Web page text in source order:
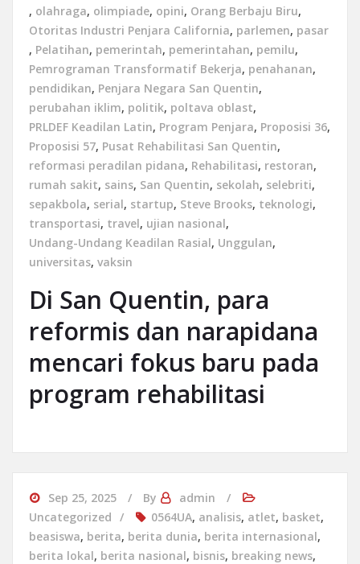
, olahraga, olimpiade, opini, Orang Berbaju Biru,
Otoritas Industri Penjara California, parlemen, pasar
, Pelatihan, pemerintah, pemerintahan, pemilu,
Pemrograman Transformatif Bekerja, penahanan,
pendidikan, Penjara Negara San Quentin,
perubahan iklim, politik, poltava oblast,
PRLDEF Keadilan Latin, Program Penjara, Proposisi 36,
Proposisi 57, Pusat Rehabilitasi San Quentin,
reformasi peradilan pidana, Rehabilitasi, restoran,
rumah sakit, sains, San Quentin, sekolah, selebriti,
sepakbola, serial, startup, Steve Brooks, teknologi,
transportasi, travel, ujian nasional,
Undang-Undang Keadilan Rasial, Unggulan,
universitas, vaksin
Di San Quentin, para
reformis dan narapidana
mencari fokus baru pada
program rehabilitasi
Sep 25, 2025 By
admin
Uncategorized
0564UA, analisis, atlet, basket,
beasiswa, berita, berita dunia, berita internasional,
berita lokal, berita nasional, bisnis, breaking news,